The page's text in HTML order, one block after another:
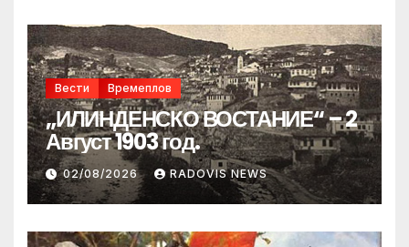
Вести Времеплов
„ИЛИНДЕНСКО ВОСТАНИЕ“ – 2
Август 1903 год.
02/08/2026 RADOVIS NEWS